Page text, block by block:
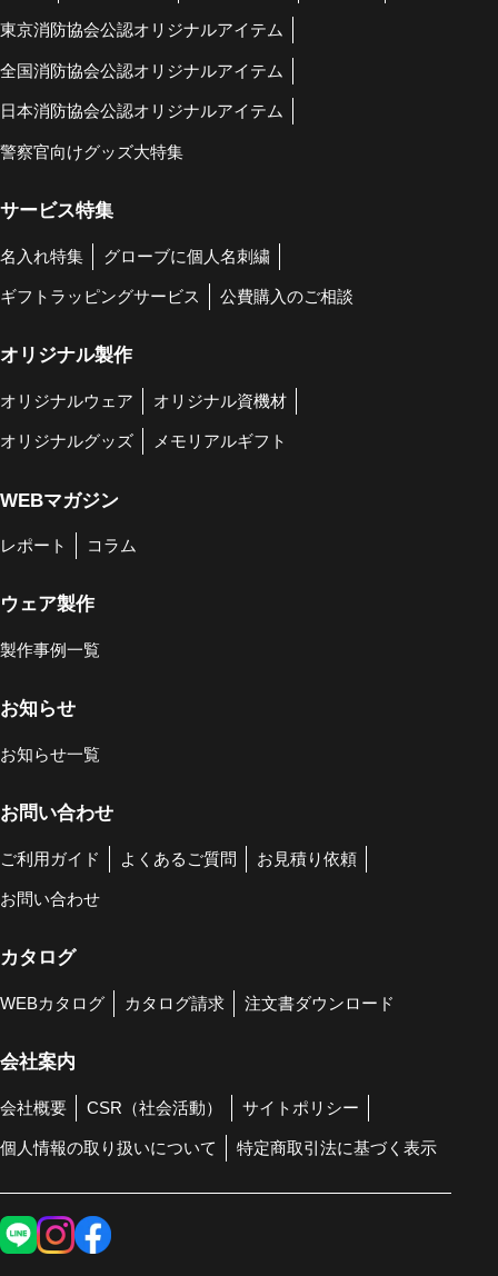
東京消防協会公認オリジナルアイテム
全国消防協会公認オリジナルアイテム
日本消防協会公認オリジナルアイテム
警察官向けグッズ大特集
サービス特集
名入れ特集 グローブに個人名刺繍
ギフトラッピングサービス 公費購入のご相談
オリジナル製作
オリジナルウェア オリジナル資機材
オリジナルグッズ メモリアルギフト
WEBマガジン
レポート コラム
ウェア製作
製作事例一覧
お知らせ
お知らせ一覧
お問い合わせ
ご利用ガイド よくあるご質問 お見積り依頼
お問い合わせ
カタログ
WEBカタログ カタログ請求 注文書ダウンロード
会社案内
会社概要 CSR（社会活動） サイトポリシー
個人情報の取り扱いについて 特定商取引法に基づく表示